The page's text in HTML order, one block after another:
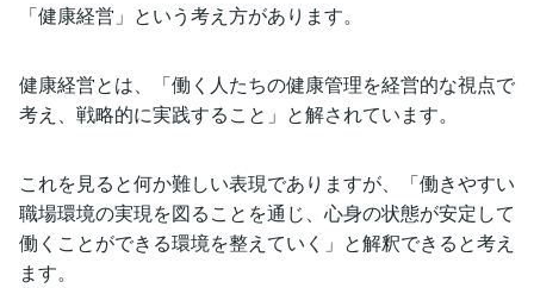
「健康経営」という考え方があります。
健康経営とは、「働く人たちの健康管理を経営的な視点で
考え、戦略的に実践すること」と解されています。
これを見ると何か難しい表現でありますが、「働きやすい
職場環境の実現を図ることを通じ、心身の状態が安定して
働くことができる環境を整えていく」と解釈できると考え
ます。